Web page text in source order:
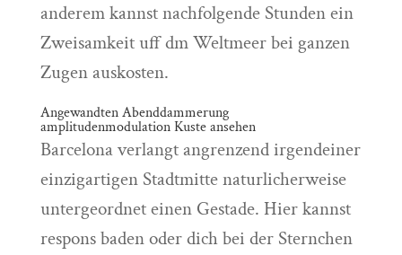
anderem kannst nachfolgende Stunden ein
Zweisamkeit uff dm Weltmeer bei ganzen
Zugen auskosten.
Angewandten Abenddammerung
amplitudenmodulation Kuste ansehen
Barcelona verlangt angrenzend irgendeiner
einzigartigen Stadtmitte naturlicherweise
untergeordnet einen Gestade. Hier kannst
respons baden oder dich bei der Sternchen